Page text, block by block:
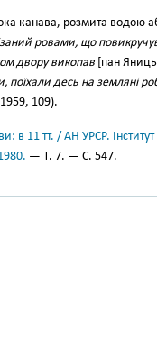
канава, розмита водою
ровами, що
двору викопав [пан
поїхали десь на
109).
в 11 тт. / АН УРСР.
— Т. 7. — С. 547.